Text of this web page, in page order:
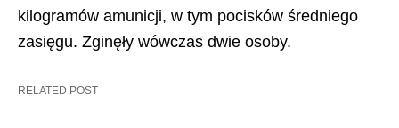
kilogramów amunicji, w tym pocisków średniego
zasięgu. Zginęły wówczas dwie osoby.
RELATED POST